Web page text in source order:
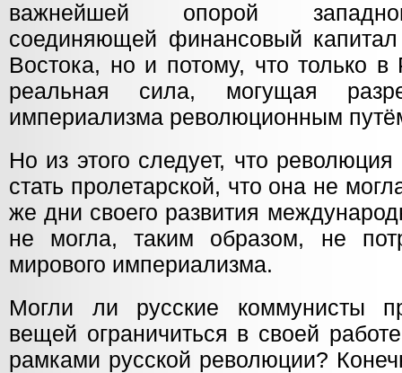
важнейшей опорой
соединяющей финансовый
Востока, но и потому, что только
реальная сила, могущая
империализма революционным
Но из этого следует, что
стать пролетарской, что она не
же дни своего развития
не могла, таким образом, не
мирового империализма.
Могли ли русские коммунисты
вещей ограничиться в своей
рамками русской революции?